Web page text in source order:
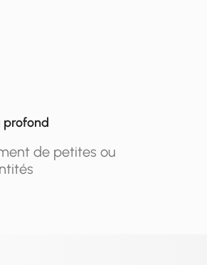
profond
de petites ou